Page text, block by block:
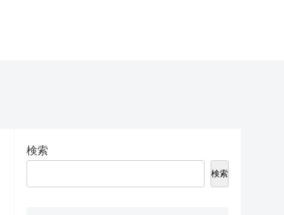
検索
検索